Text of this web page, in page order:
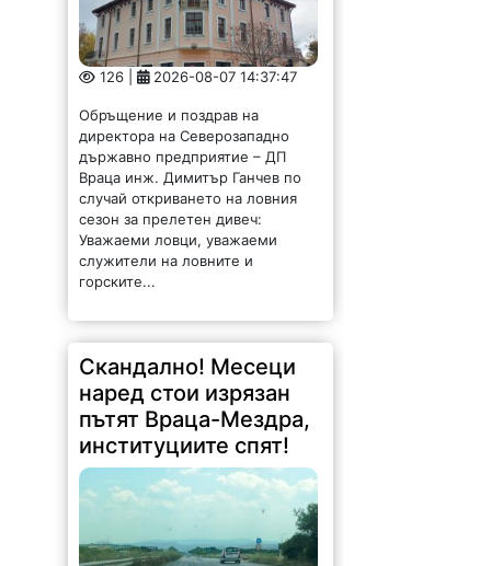
126 | 2026-08-07 14:37:47
Обръщение и поздрав на
директора на Северозападно
държавно предприятие – ДП
Враца инж. Димитър Ганчев по
случай откриването на ловния
сезон за прелетен дивеч:
Уважаеми ловци, уважаеми
служители на ловните и
горските...
Скандално! Месеци
наред стои изрязан
пътят Враца-Мездра,
институциите спят!